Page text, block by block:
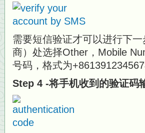
需要短信验证才可以进行下
商）处选择Other，Mobile
号码，格式为
Step 4 -将手机收到的验证码